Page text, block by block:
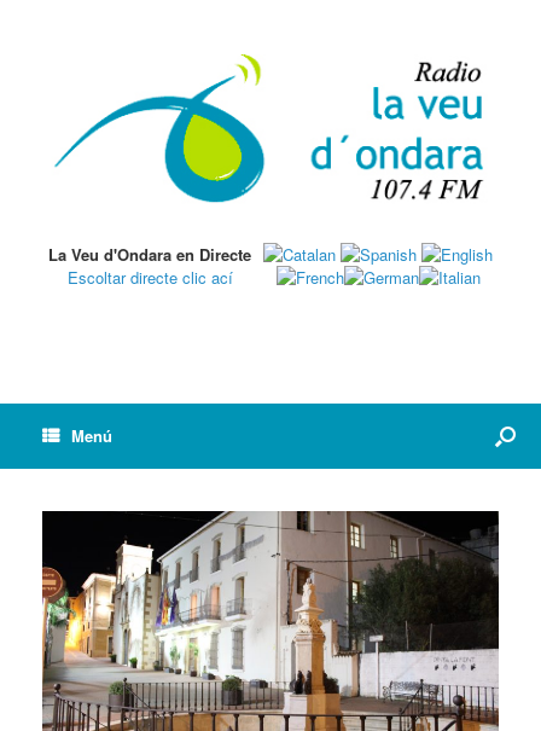
La Veu d'Ondara en Directe
Escoltar directe clic ací
Menú